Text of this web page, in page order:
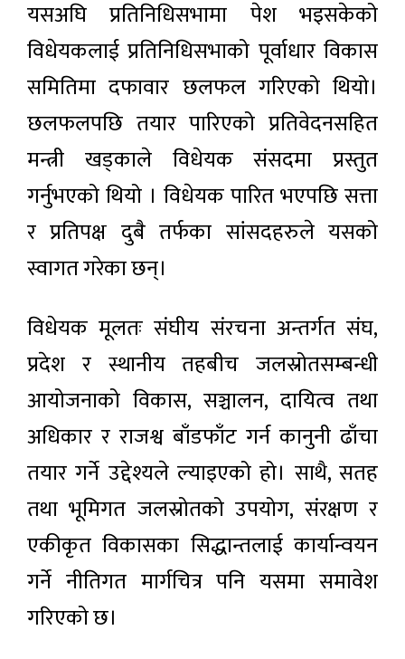
यसअघि प्रतिनिधिसभामा पेश भइसकेको
विधेयकलाई प्रतिनिधिसभाको पूर्वाधार विकास
समितिमा दफावार छलफल गरिएको थियो।
छलफलपछि तयार पारिएको प्रतिवेदनसहित
मन्त्री खड्काले विधेयक संसदमा प्रस्तुत
गर्नुभएको थियो । विधेयक पारित भएपछि सत्ता
र प्रतिपक्ष दुबै तर्फका सांसदहरुले यसको
स्वागत गरेका छन्।
विधेयक मूलतः संघीय संरचना अन्तर्गत संघ,
प्रदेश र स्थानीय तहबीच जलस्रोतसम्बन्धी
आयोजनाको विकास, सञ्चालन, दायित्व तथा
अधिकार र राजश्व बाँडफाँट गर्न कानुनी ढाँचा
तयार गर्ने उद्देश्यले ल्याइएको हो। साथै, सतह
तथा भूमिगत जलस्रोतको उपयोग, संरक्षण र
एकीकृत विकासका सिद्धान्तलाई कार्यान्वयन
गर्ने नीतिगत मार्गचित्र पनि यसमा समावेश
गरिएको छ।